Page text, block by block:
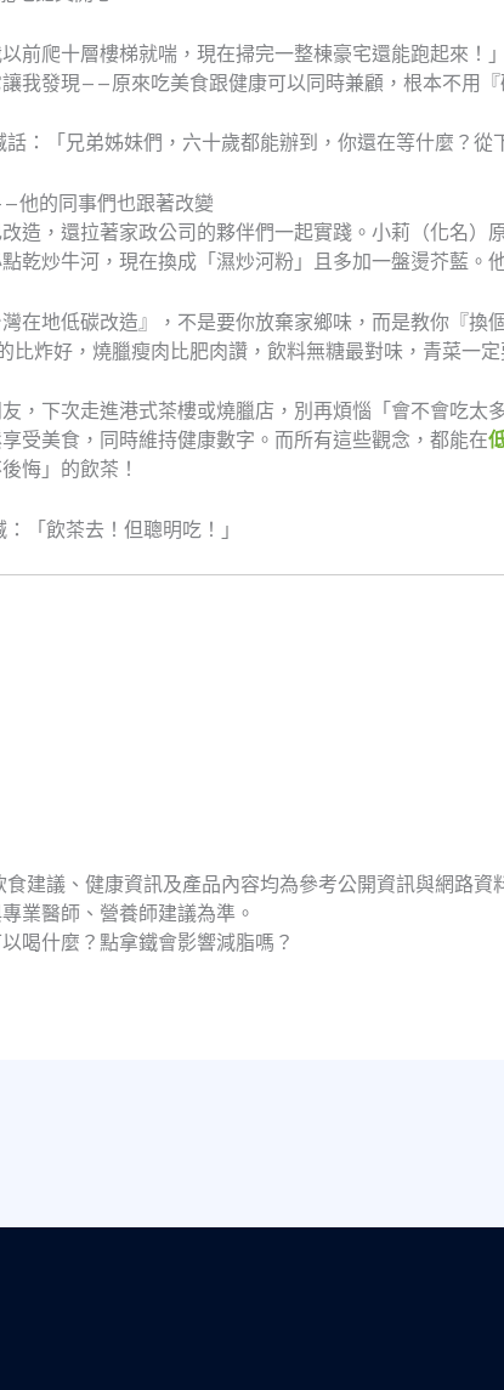
以前爬十層樓梯就喘，現在掃完一整棟豪宅還能跑起來
我發現——原來吃美食跟健康可以同時兼顧，根本不用『
：「兄弟姊妹們，六十歲都能辦到，你還在等什麼？從
他的同事們也跟著改變
造，還拉著家政公司的夥伴們一起實踐。小莉（化名
點乾炒牛河，現在換成「濕炒河粉」且多加一盤燙芥藍
灣在地低碳改造』，不是要你放棄家鄉味，而是教你『
炸好，燒臘瘦肉比肥肉讚，飲料無糖最對味，青菜一
，下次走進港式茶樓或燒臘店，別再煩惱「會不會吃太
受美食，同時維持健康數字。而所有這些觀念，都能在
悔」的飲茶！
「飲茶去！但聰明吃！」
建議、健康資訊及產品內容均為參考公開資訊與網路
業醫師、營養師建議為準。
喝什麼？點拿鐵會影響減脂嗎？